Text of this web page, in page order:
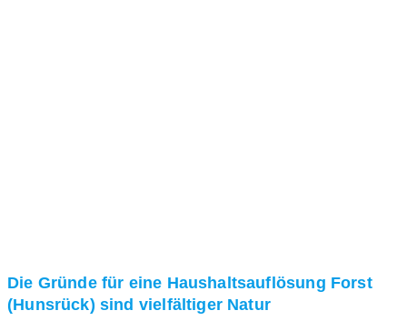
Die Gründe für eine Haushaltsauflösung Forst
(Hunsrück) sind vielfältiger Natur